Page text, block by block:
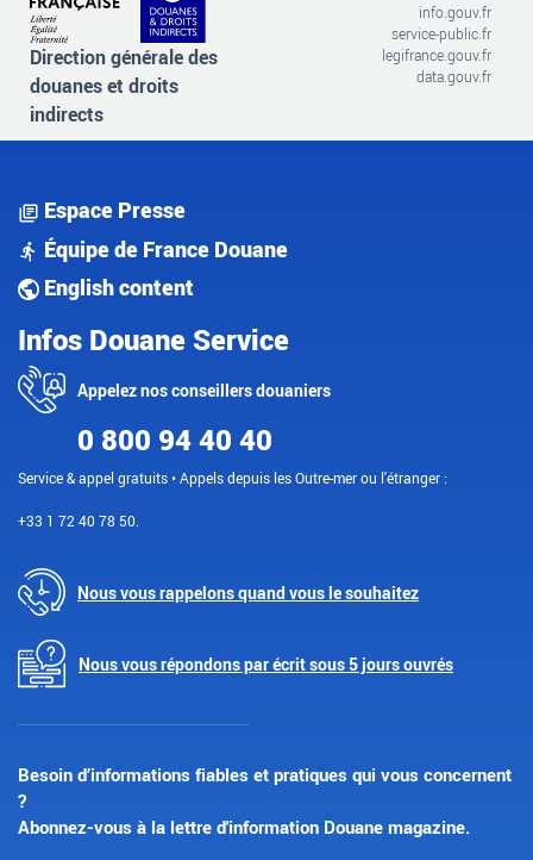
Direction générale des
douanes et droits
indirects
info.gouv.fr
service-public.fr
legifrance.gouv.fr
data.gouv.fr
Espace Presse
Équipe de France Douane
English content
Infos Douane Service
Appelez nos conseillers douaniers
0 800 94 40 40
Service & appel gratuits • Appels depuis les Outre-mer ou l'étranger :
+33 1 72 40 78 50.
Nous vous rappelons quand vous le souhaitez
Nous vous répondons par écrit sous 5 jours ouvrés
Besoin d’informations fiables et pratiques qui vous concernent
?
Abonnez-vous à la lettre d'information Douane magazine.